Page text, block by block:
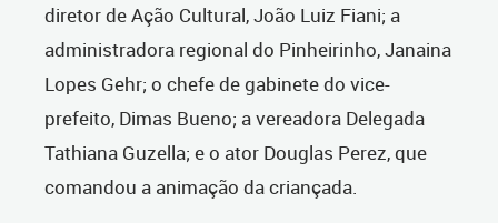
diretor de Ação Cultural, João Luiz Fiani; a
administradora regional do Pinheirinho, Janaina
Lopes Gehr; o chefe de gabinete do vice-
prefeito, Dimas Bueno; a vereadora Delegada
Tathiana Guzella; e o ator Douglas Perez, que
comandou a animação da criançada.